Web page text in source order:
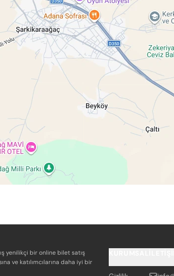
yenilikçi bir online bilet satış
ve katılımcılarına daha iyi bir